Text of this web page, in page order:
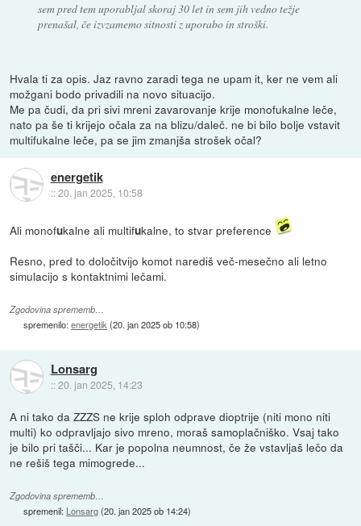
sem pred tem uporabljal skoraj 30 let in sem jih vedno težje
prenašal, če izvzamemo sitnosti z uporabo in stroški.
Hvala ti za opis. Jaz ravno zaradi tega ne upam it, ker ne vem ali
možgani bodo privadili na novo situacijo.
Me pa čudi, da pri sivi mreni zavarovanje krije monofukalne leče,
nato pa še ti krijejo očala za na blizu/daleč. ne bi bilo bolje vstavit
multifukalne leče, pa se jim zmanjša strošek očal?
energetik
::20. jan 2025, 10:58
Ali monofukalne ali multifukalne, to stvar preference
Resno, pred to določitvijo komot narediš več-mesečno ali letno
simulacijo s kontaktnimi lečami.
Zgodovina sprememb…
spremenilo:energetik(20. jan 2025 ob 10:58)
Lonsarg
::20. jan 2025, 14:23
A ni tako da ZZZS ne krije sploh odprave dioptrije (niti mono niti
multi) ko odpravljajo sivo mreno, moraš samoplačniško. Vsaj tako
je bilo pri tašči... Kar je popolna neumnost, če že vstavljaš lečo da
ne rešiš tega mimogrede...
Zgodovina sprememb…
spremenil: Lonsarg(20. jan 2025 ob 14:24)